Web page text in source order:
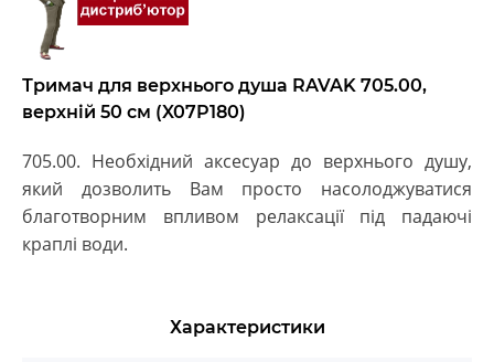
Тримач для верхнього душа RAVAK 705.00,
верхній 50 см (X07P180)
705.00. Необхідний аксесуар до верхнього душу,
який дозволить Вам просто насолоджуватися
благотворним впливом релаксації під падаючі
краплі води.
Характеристики